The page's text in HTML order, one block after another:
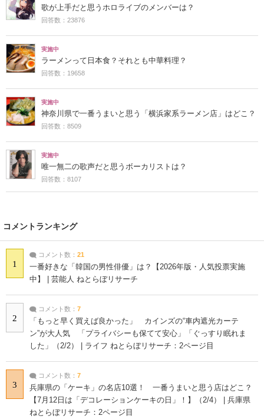
歌が上手だと思うホロライブのメンバーは？
回答数：23876
実施中
ラーメンって日本食？それとも中華料理？
回答数：19658
実施中
神奈川県で一番うまいと思う「横浜家系ラーメン店」はどこ？
回答数：8509
実施中
唯一無二の歌声だと思うボーカリストは？
回答数：8107
コメントランキング
1
コメント数： 21
一番好きな「韓国の男性俳優」は？【2026年版・人気投票実施
中】 | 芸能人 ねとらぼリサーチ
2
コメント数： 7
「もっと早く買えば良かった」 カインズの“車内遮光カーテ
ン”が大人気 「プライバシーも保てて安心」「ぐっすり眠れま
した」（2/2） | ライフ ねとらぼリサーチ：2ページ目
3
コメント数： 7
兵庫県の「ケーキ」の名店10選！ 一番うまいと思う店はどこ？
【7月12日は「デコレーションケーキの日」！】（2/4） | 兵庫県
ねとらぼリサーチ：2ページ目